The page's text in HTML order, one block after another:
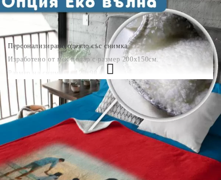
Персонализирано одеяло със снимка.
Изработено от мек полар с размер 200х150см.
Размер на снимката 120x90.
В цената е включено одеяло+отпечатване на едно
изображение с размер 120х90см., за всяко следващо
изображение 90х60см + 4,00лв. максимум 3 допълнителни
300004-6
Оцени продукта